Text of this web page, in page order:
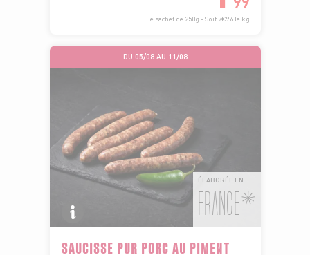
Le sachet de 250g - Soit 7€96 le kg
DU 05/08 AU 11/08
ÉLABORÉE EN
FRANCE*
SAUCISSE PUR PORC AU PIMENT